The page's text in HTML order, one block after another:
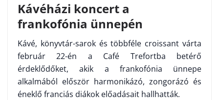
Kávéházi koncert a
frankofónia ünnepén
Kávé, könyvtár-sarok és többféle croissant várta
február 22-én a Café Trefortba betérő
érdeklődőket, akik a frankofónia ünnepe
alkalmából először harmonikázó, zongorázó és
éneklő franciás diákok előadásait hallhatták.